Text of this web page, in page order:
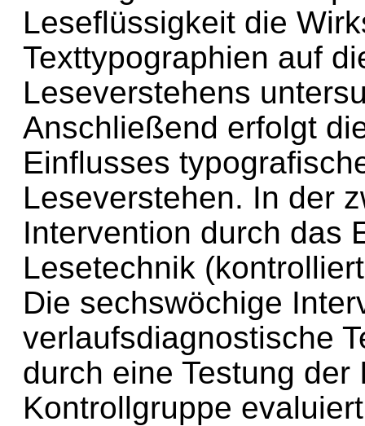
Leseflüssigkeit die
Texttypographien auf
Leseverstehens
Anschließend erfolgt
Einflusses
Leseverstehen. In der
Intervention durch das
Lesetechnik
Die sechswöchige
verlaufsdiagnostische
durch eine Testung
Kontrollgruppe